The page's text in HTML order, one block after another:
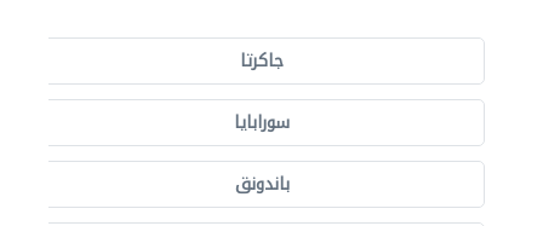
جاكرتا
سورابايا
باندونق